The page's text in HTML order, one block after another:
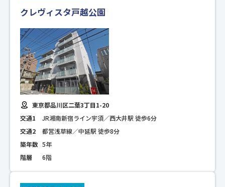
クレヴィスタ戸越公園
東京都品川区二葉3丁目1-20
交通1
JR湘南新宿ライン宇須／西大井駅 徒歩6分
交通2
都営浅草線／中延駅 徒歩8分
築年数 5年
階層
6階